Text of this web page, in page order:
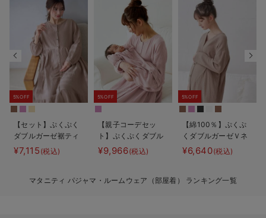
入院準備の持ち物チェック
5%OFF
【セット】ぷくぷく
ダブルガーゼ裾ティ
アード3WAYワンピ
ース＆産後も使える
マタニティ・授乳パ
¥7,115 (税込)
5%OFF
【親子コーデセッ
ト】ぷくぷくダブル
ガーゼ裾ティアード
3WAYワンピース＆
ンスパジャマ&2way
¥9,966(税込)
5%OFF
【綿100％】ぷくぷ
くダブルガーゼＶネ
ックワンピ＆産前産
後使えるレギンスパ
ィ・授乳パジャマ
¥6,640(税込)
マタニティ パジャマ・ルームウェア（部屋着） ランキング一覧